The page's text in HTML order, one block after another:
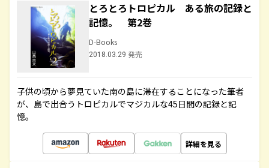
とろとろトロピカル ある旅の記録と
記憶。 第2巻
D-Books
2018.03.29 発売
子供の頃から夢見ていた南の島に滞在することになった筆者
が、島で出合うトロピカルでマジカルな45日間の記録と記
憶。
詳細を見る